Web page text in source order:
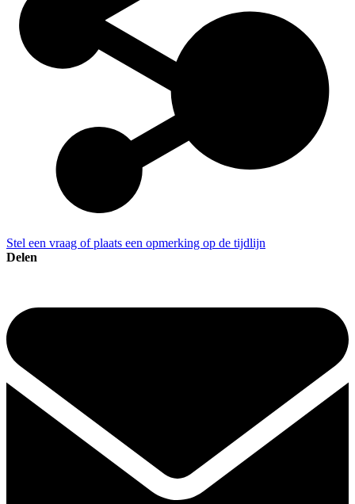
Stel een vraag of plaats een opmerking op de tijdlijn
Delen